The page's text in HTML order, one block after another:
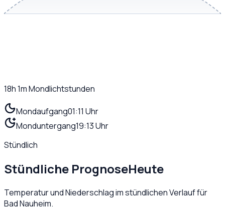
18h 1mMondlichtstunden
Mondaufgang01:11 Uhr
Monduntergang19:13 Uhr
Stündlich
Stündliche PrognoseHeute
Temperatur und Niederschlag im stündlichen Verlauf für
Bad Nauheim.